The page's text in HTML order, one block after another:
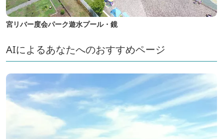
宮リバー度会パーク遊水プール・鏡
AIによるあなたへのおすすめページ